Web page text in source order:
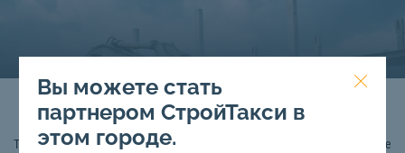
Торф – это горючее полезное ископаемое, образующееся в результате
Вы можете стать
партнером СтройТакси в
этом городе.